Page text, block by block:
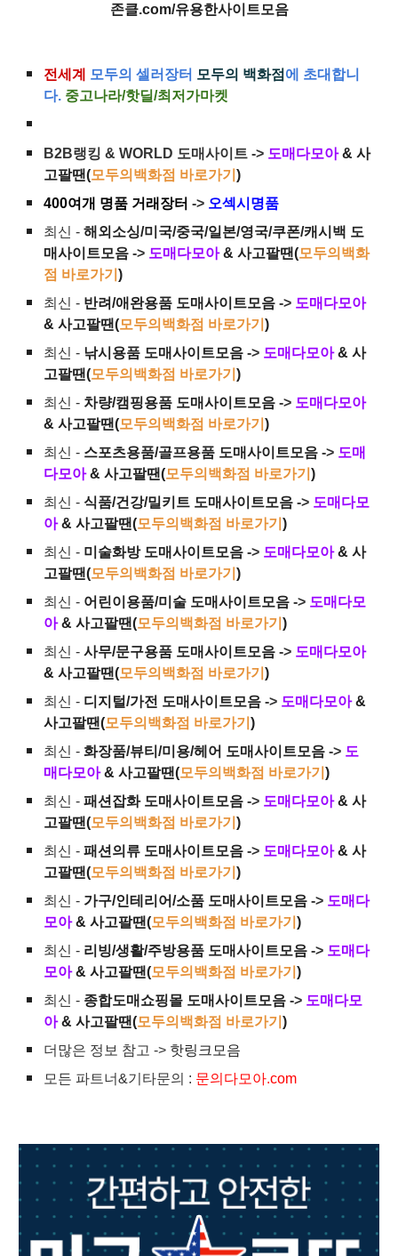
존클.com/유용한사이트모음
전세계 모두의 셀러장터 모두의 백화점 에 초대합니
다. 중고나라/핫딜/최저가마켓
B2B랭킹 & WORLD 도매사이트 -> 도매다모아 & 사
고팔땐(모두의백화점 바로가기)
400여개 명품 거래장터 -> 오섹시명품
최신 -해외소싱/미국/중국/일본/영국/쿠폰/캐시백 도
매사이트모음 -> 도매다모아 & 사고팔땐(모두의백화
점 바로가기)
최신 - 반려/애완용품 도매사이트모음 -> 도매다모아
& 사고팔땐(모두의백화점 바로가기)
최신 - 낚시용품 도매사이트모음 -> 도매다모아 & 사
고팔땐(모두의백화점 바로가기)
최신 - 차량/캠핑용품 도매사이트모음 -> 도매다모아
& 사고팔땐(모두의백화점 바로가기)
최신 - 스포츠용품/골프용품 도매사이트모음 -> 도매
다모아 & 사고팔땐(모두의백화점 바로가기)
최신 - 식품/건강/밀키트 도매사이트모음 -> 도매다모
아 & 사고팔땐(모두의백화점 바로가기)
최신 - 미술화방 도매사이트모음 -> 도매다모아 & 사
고팔땐(모두의백화점 바로가기)
최신 - 어린이용품/미술 도매사이트모음 -> 도매다모
아 & 사고팔땐(모두의백화점 바로가기)
최신 -사무/문구용품 도매사이트모음 -> 도매다모아
& 사고팔땐(모두의백화점 바로가기)
최신 - 디지털/가전 도매사이트모음 -> 도매다모아 &
사고팔땐(모두의백화점 바로가기)
최신 -화장품/뷰티/미용/헤어 도매사이트모음 -> 도
매다모아 & 사고팔땐(모두의백화점 바로가기)
최신 -패션잡화 도매사이트모음 -> 도매다모아 & 사
고팔땐(모두의백화점 바로가기)
최신 -패션의류 도매사이트모음 -> 도매다모아 & 사
고팔땐(모두의백화점 바로가기)
최신 - 가구/인테리어/소품 도매사이트모음 -> 도매다
모아 & 사고팔땐(모두의백화점 바로가기)
최신 - 리빙/생활/주방용품 도매사이트모음 -> 도매다
모아 & 사고팔땐(모두의백화점 바로가기)
최신 - 종합도매쇼핑몰 도매사이트모음 -> 도매다모
아 & 사고팔땐(모두의백화점 바로가기)
더많은 정보 참고 -> 핫링크모음
모든 파트너&기타문의 : 문의다모아.com